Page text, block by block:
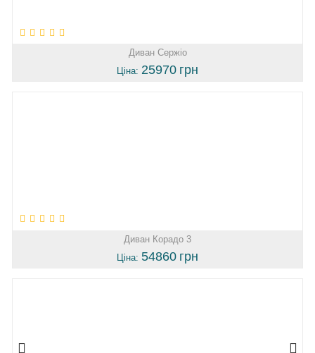
Диван Сержіо
Ціна: 25970 грн
Диван Корадо 3
Ціна: 54860 грн